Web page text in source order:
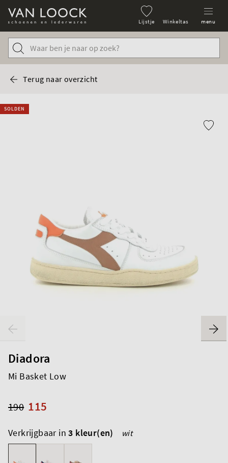
Lijstje Winkeltas menu
Terug naar overzicht
SOLDEN
Diadora
Mi Basket Low
115
190
Verkrijgbaar in3 kleur(en) wit